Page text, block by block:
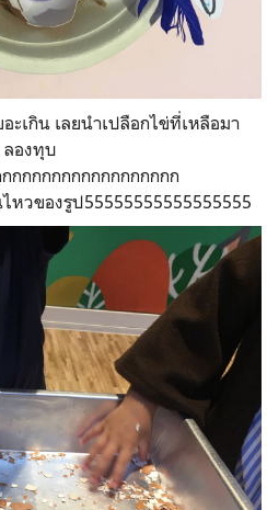
ะเกิน เลยนำเปลือกไข่ที่เหลือมา
ลองทุบ
กกกกกกกกกกกกกกกกก
หวของรูป55555555555555555